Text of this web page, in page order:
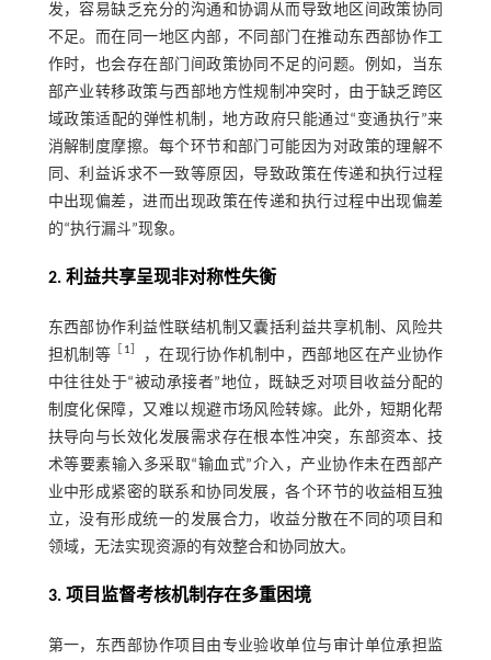
发，容易缺乏充分的沟通和协调从而导致地区间政策协同
不足。而在同一地区内部，不同部门在推动东西部协作工
作时，也会存在部门间政策协同不足的问题。例如，当东
部产业转移政策与西部地方性规制冲突时，由于缺乏跨区
域政策适配的弹性机制，地方政府只能通过“变通执行”来
消解制度摩擦。每个环节和部门可能因为对政策的理解不
同、利益诉求不一致等原因，导致政策在传递和执行过程
中出现偏差，进而出现政策在传递和执行过程中出现偏差
的“执行漏斗”现象。
2. 利益共享呈现非对称性失衡
东西部协作利益性联结机制又囊括利益共享机制、风险共
担机制等 ［ 1］
，在现行协作机制中，西部地区在产业协作
中往往处于“被动承接者”地位，既缺乏对项目收益分配的
制度化保障，又难以规避市场风险转嫁。此外，短期化帮
扶导向与长效化发展需求存在根本性冲突，东部资本、技
术等要素输入多采取“输血式”介入，产业协作未在西部产
业中形成紧密的联系和协同发展，各个环节的收益相互独
立，没有形成统一的发展合力，收益分散在不同的项目和
领域，无法实现资源的有效整合和协同放大。
3. 项目监督考核机制存在多重困境
第一，东西部协作项目由专业验收单位与审计单位承担监